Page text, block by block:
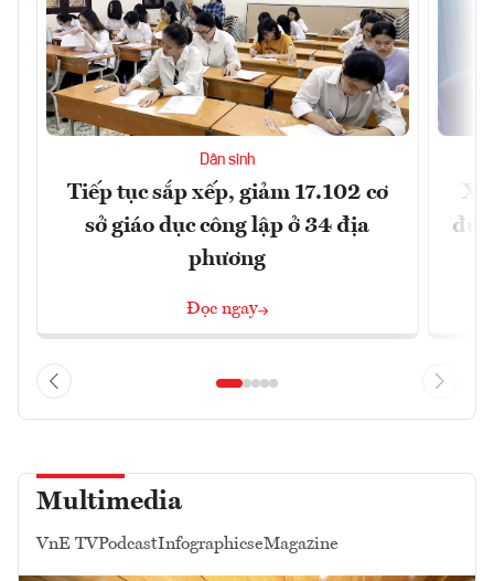
Dân sinh
Tiếp tục sắp xếp, giảm 17.102 cơ
sở giáo dục công lập ở 34 địa
phương
Đọc ngay
Multimedia
VnE TVPodcastInfographicseMagazine